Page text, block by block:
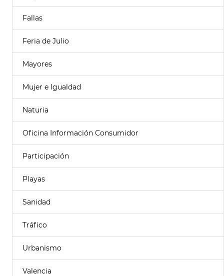
Fallas
Feria de Julio
Mayores
Mujer e Igualdad
Naturia
Oficina Información Consumidor
Participación
Playas
Sanidad
Tráfico
Urbanismo
Valencia